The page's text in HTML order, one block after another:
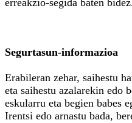
Segurtasun-informazioa
Erabileran zehar, saihestu
eta saihestu azalarekin edo
eskularru eta begien babes
Irentsi edo arnastu bada,